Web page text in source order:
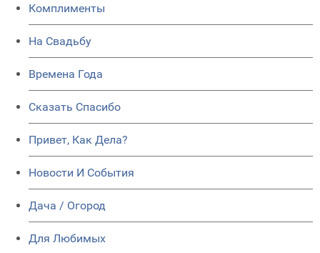
Комплименты
На Свадьбу
Времена Года
Сказать Спасибо
Привет, Как Дела?
Новости И События
Дача / Огород
Для Любимых